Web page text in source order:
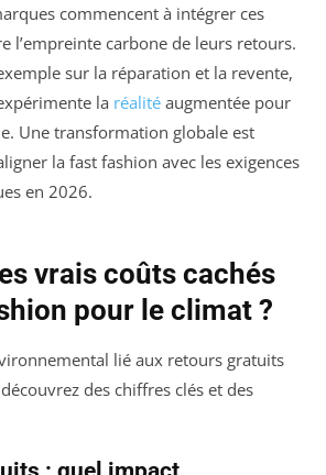
commencent à intégrer ces
l’empreinte carbone de leurs retours.
sur la réparation et la revente,
la réalité augmentée pour
Une transformation globale est
la fast fashion avec les exigences
en 2026.
vrais coûts cachés
pour le climat ?
lié aux retours gratuits
des chiffres clés et des